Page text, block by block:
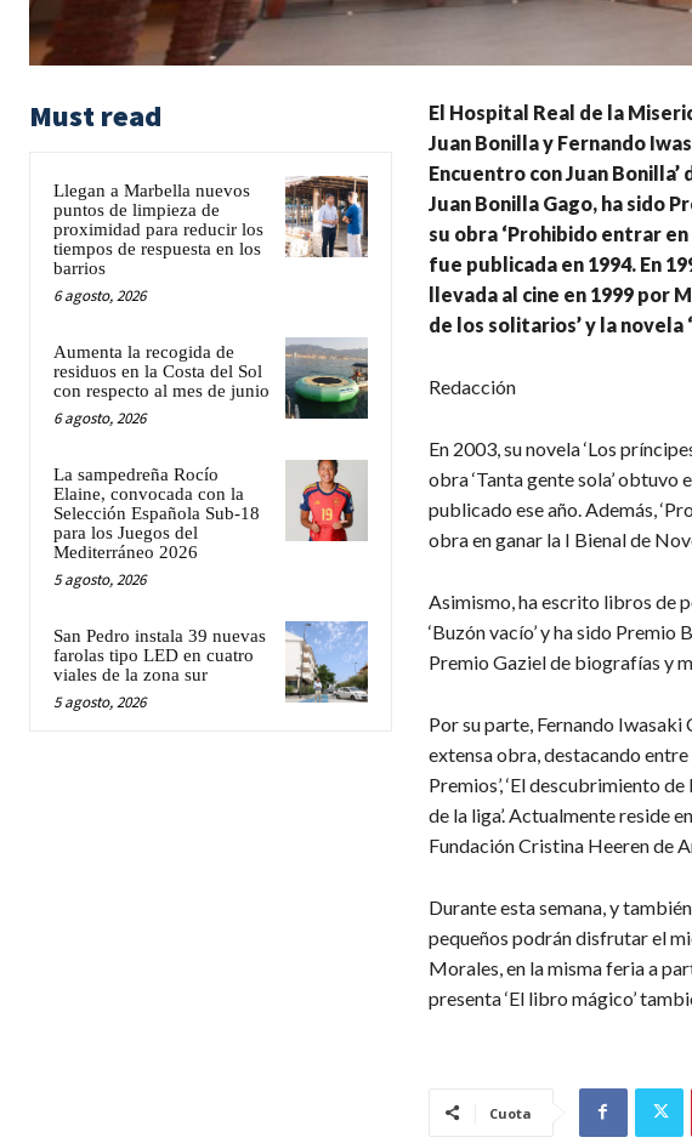
Must read
Llegan a Marbella nuevos
puntos de limpieza de
proximidad para reducir los
tiempos de respuesta en los
barrios
6 agosto, 2026
Aumenta la recogida de
residuos en la Costa del Sol
con respecto al mes de junio
6 agosto, 2026
La sampedreña Rocío
Elaine, convocada con la
Selección Española Sub-18
para los Juegos del
Mediterráneo 2026
5 agosto, 2026
San Pedro instala 39 nuevas
farolas tipo LED en cuatro
viales de la zona sur
5 agosto, 2026
El Hospital Real de la
Juan Bonilla y Fernando
Encuentro con Juan
Juan Bonilla Gago, ha sido
su obra ‘Prohibido entrar en
fue publicada en 1994. En
llevada al cine en 1999 por
de los solitarios’ y la novela
Redacción
En 2003, su novela ‘Los
obra ‘Tanta gente sola’
publicado ese año. Además,
obra en ganar la I Bienal de
Asimismo, ha escrito libros de
‘Buzón vacío’ y ha sido
Premio Gaziel de biografías y
Por su parte, Fernando
extensa obra, destacando entre
Premios’, ‘El descubrimiento
de la liga’. Actualmente reside
Fundación Cristina Heeren de
Durante esta semana, y
pequeños podrán disfrutar el
Morales, en la misma feria a
presenta ‘El libro mágico’
Cuota